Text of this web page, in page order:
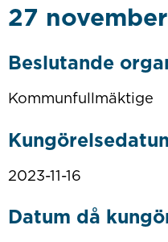
27
Beslutande
Kommunfullmäktige
2023-11-16
Datum då